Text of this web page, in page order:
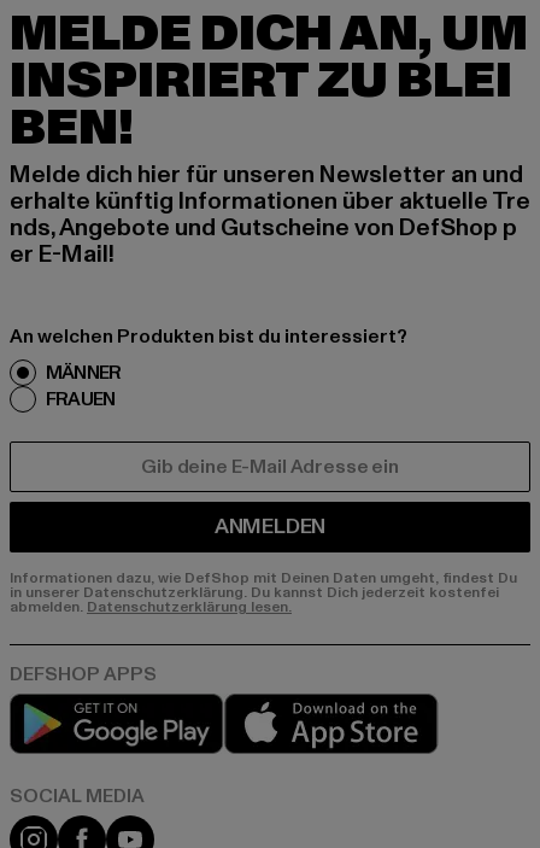
MELDE DICH AN, UM
INSPIRIERT ZU BLEI
BEN!
Melde dich hier für unseren Newsletter an und
erhalte künftig Informationen über aktuelle Tre
nds, Angebote und Gutscheine von DefShop p
er E-Mail!
An welchen Produkten bist du interessiert?
MÄNNER
FRAUEN
ANMELDEN
Informationen dazu, wie DefShop mit Deinen Daten umgeht, findest Du
in unserer Datenschutzerklärung. Du kannst Dich jederzeit kostenfei
abmelden. Datenschutzerklärung lesen.
Play market
Instagram
FacebookYouTube